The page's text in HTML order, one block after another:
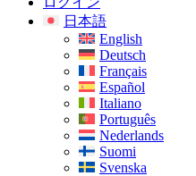
日本語
English
Deutsch
Français
Español
Italiano
Português
Nederlands
Suomi
Svenska